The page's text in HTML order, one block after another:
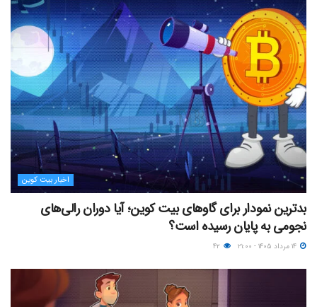
اخبار بیت کوین
بدترین نمودار برای گاوهای بیت کوین؛ آیا دوران رالی‌های
نجومی به پایان رسیده است؟